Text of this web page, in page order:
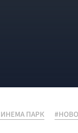
ПАРК